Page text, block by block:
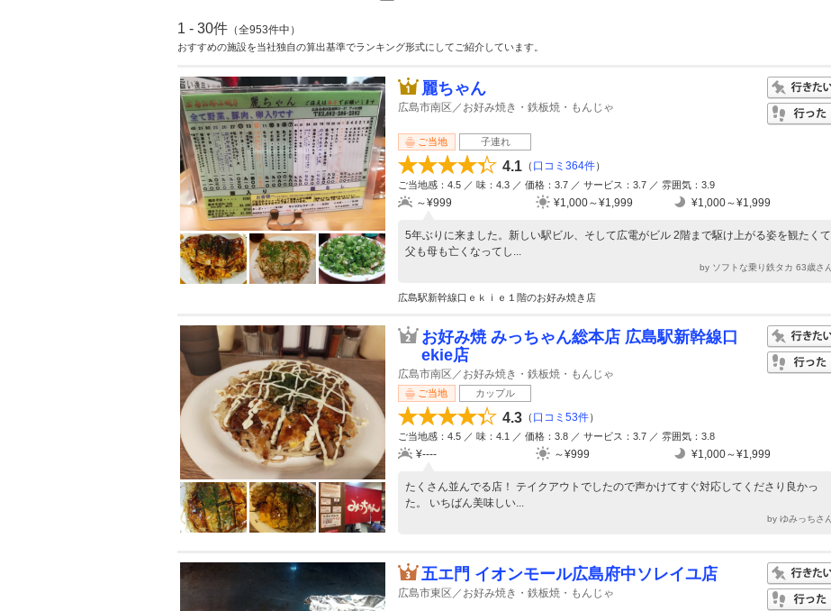
1 - 30件 （全953件中）
おすすめの施設を当社独自の算出基準でランキング形式にしてご紹介しています。
麗ちゃん
広島市南区／お好み焼き・鉄板焼・もんじゃ
ご当地 子連れ
4.1 （ 口コミ364件）
ご当地感：4.5 ／ 味：4.3 ／ 価格：3.7 ／ サービス：3.7 ／ 雰囲気：3.9
～¥999 ¥1,000～¥1,999 ¥1,000～¥1,999
5年ぶりに来ました。新しい駅ビル、そして広電がビル 2階まで駆け上がる姿を観たくて
父も母も亡くなってし...
by ソフトな乗り鉄タカ 63歳さん
広島駅新幹線口ｅｋｉｅ１階のお好み焼き店
お好み焼 みっちゃん総本店 広島駅新幹線口
ekie店
広島市南区／お好み焼き・鉄板焼・もんじゃ
ご当地 カップル
4.3 （ 口コミ53件）
ご当地感：4.5 ／ 味：4.1 ／ 価格：3.8 ／ サービス：3.7 ／ 雰囲気：3.8
¥---- ～¥999 ¥1,000～¥1,999
たくさん並んでる店！ テイクアウトでしたので声かけてすぐ対応してくださり良かっ
た。 いちばん美味しい...
by ゆみっちさん
五エ門 イオンモール広島府中ソレイユ店
広島市東区／お好み焼き・鉄板焼・もんじゃ